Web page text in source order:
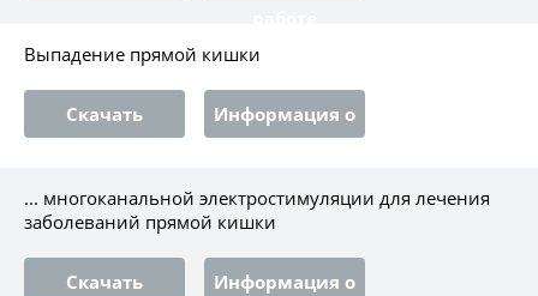
Выпадение прямой кишки
Скачать
Информация о
... многоканальной электростимуляции для лечения
заболеваний прямой кишки
Скачать
Информация о